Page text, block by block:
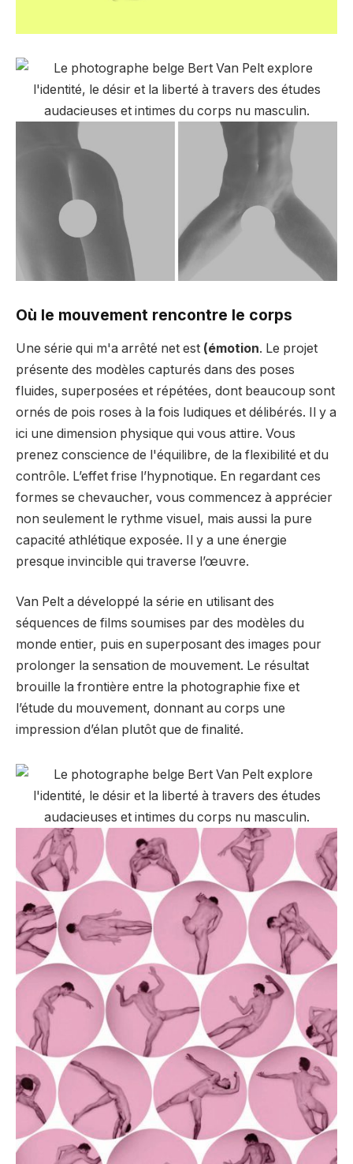
Où le mouvement rencontre le corps
Une série qui m'a arrêté net est (émotion. Le projet
présente des modèles capturés dans des poses
fluides, superposées et répétées, dont beaucoup sont
ornés de pois roses à la fois ludiques et délibérés. Il y a
ici une dimension physique qui vous attire. Vous
prenez conscience de l'équilibre, de la flexibilité et du
contrôle. L’effet frise l’hypnotique. En regardant ces
formes se chevaucher, vous commencez à apprécier
non seulement le rythme visuel, mais aussi la pure
capacité athlétique exposée. Il y a une énergie
presque invincible qui traverse l’œuvre.
Van Pelt a développé la série en utilisant des
séquences de films soumises par des modèles du
monde entier, puis en superposant des images pour
prolonger la sensation de mouvement. Le résultat
brouille la frontière entre la photographie fixe et
l’étude du mouvement, donnant au corps une
impression d’élan plutôt que de finalité.